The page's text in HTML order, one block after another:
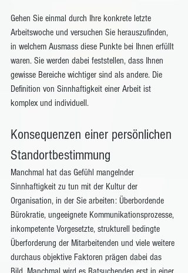
Gehen Sie einmal durch Ihre konkrete letzte
Arbeitswoche und versuchen Sie herauszufinden,
in welchem Ausmass diese Punkte bei Ihnen erfüllt
waren. Sie werden dabei feststellen, dass Ihnen
gewisse Bereiche wichtiger sind als andere. Die
Definition von Sinnhaftigkeit einer Arbeit ist
komplex und individuell.
Konsequenzen einer persönlichen
Standortbestimmung
Manchmal hat das Gefühl mangelnder
Sinnhaftigkeit zu tun mit der Kultur der
Organisation, in der Sie arbeiten: Überbordende
Bürokratie, ungeeignete Kommunikationsprozesse,
inkompetente Vorgesetzte, strukturell bedingte
Überforderung der Mitarbeitenden und viele weitere
durchaus objektive Faktoren prägen dabei das